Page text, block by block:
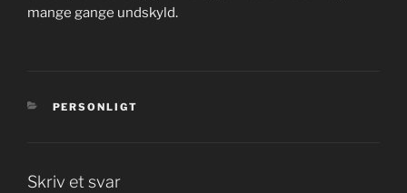
mange gange undskyld.
KATEGORIER
PERSONLIGT
Skriv et svar